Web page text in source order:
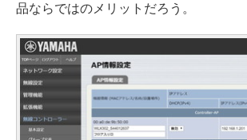
品ならではのメリットだろう。